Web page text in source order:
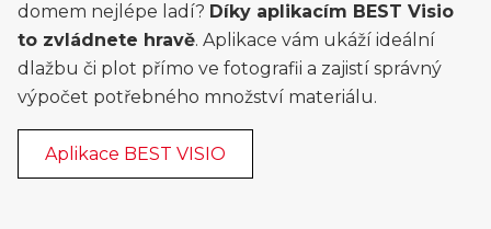
domem nejlépe ladí? Díky aplikacím BEST Visio
to zvládnete hravě. Aplikace vám ukáží ideální
dlažbu či plot přímo ve fotografii a zajistí správný
výpočet potřebného množství materiálu.
Aplikace BEST VISIO